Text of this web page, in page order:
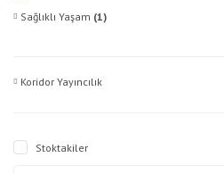
Sağlıklı Yaşam (1)
Koridor Yayıncılık
Stoktakiler